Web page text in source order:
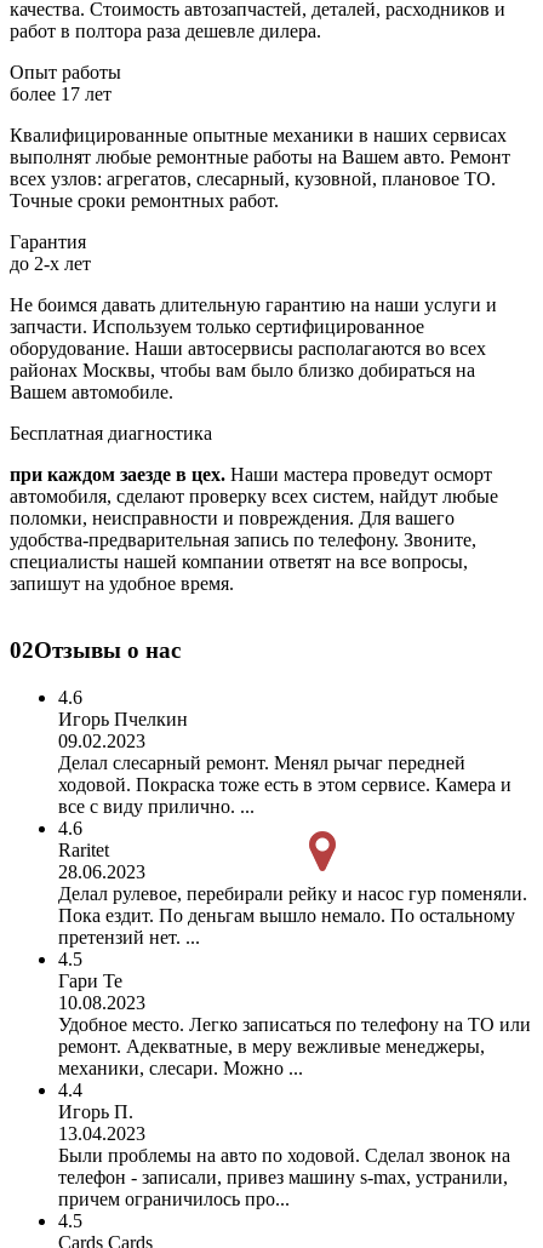
качества. Стоимость автозапчастей, деталей, расходников и
работ в полтора раза дешевле дилера.
Опыт работы
более 17 лет
Квалифицированные опытные механики в наших сервисах
выполнят любые ремонтные работы на Вашем авто. Ремонт
всех узлов: агрегатов, слесарный, кузовной, плановое ТО.
Точные сроки ремонтных работ.
Гарантия
до 2-х лет
Не боимся давать длительную гарантию на наши услуги и
запчасти. Используем только сертифицированное
оборудование. Наши автосервисы располагаются во всех
районах Москвы, чтобы вам было близко добираться на
Вашем автомобиле.
Бесплатная диагностика
при каждом заезде в цех. Наши мастера проведут осморт
автомобиля, сделают проверку всех систем, найдут любые
поломки, неисправности и повреждения. Для вашего
удобства-предварительная запись по телефону. Звоните,
специалисты нашей компании ответят на все вопросы,
запишут на удобное время.
02Отзывы о нас
4.6
Игорь Пчелкин
09.02.2023
Делал слесарный ремонт. Менял рычаг передней
ходовой. Покраска тоже есть в этом сервисе. Камера и
все с виду прилично. ...
4.6
Raritet
28.06.2023
Делал рулевое, перебирали рейку и насос гур поменяли.
Пока ездит. По деньгам вышло немало. По остальному
претензий нет. ...
4.5
Гари Те
10.08.2023
Удобное место. Легко записаться по телефону на ТО или
ремонт. Адекватные, в меру вежливые менеджеры,
механики, слесари. Можно ...
4.4
Игорь П.
13.04.2023
Были проблемы на авто по ходовой. Сделал звонок на
телефон - записали, привез машину s-max, устранили,
причем ограничилось про...
4.5
Cards Cards